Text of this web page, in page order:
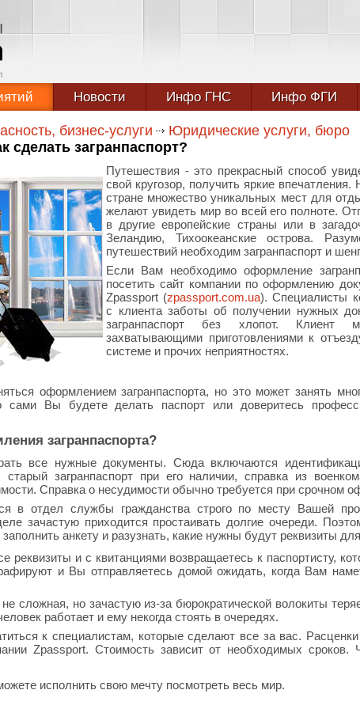
Новости Инфо ГНС Инфо ФГИ
бизнес-услуги
Юридические услуги, бюро
сделать загранпаспорт?
Путешествия - это прекрасный способ
свой кругозор, получить яркие
стране множество уникальных мест для
желают увидеть мир во всей его полноте.
в другие европейские страны или в
Зеландию, Тихоокеанские острова.
путешествий необходим загранпаспорт и
Если Вам необходимо оформление
посетить сайт компании по оформлению
Zpassport (zpassport.com.ua). Специалисты
с клиента заботы об получении нужных
загранпаспорт без хлопот. Клиент
захватывающими приготовлениями к
системе и прочих неприятностях.
оформлением загранпаспорта, но это может занять
сами Вы будете делать паспорт или доверитесь
загранпаспорта?
все нужные документы. Сюда включаются
старый загранпаспорт при его наличии, справка из
Справка о несудимости обычно требуется при срочном
в отдел службы гражданства строго по месту Вашей
зачастую приходится простаивать долгие очереди.
анкету и разузнать, какие нужны будут реквизиты
реквизиты и с квитанциями возвращаетесь к паспортисту,
и Вы отправляетесь домой ожидать, когда Вам
сложная, но зачастую из-за бюрократической волокиты
работает и ему некогда стоять в очередях.
к специалистам, которые сделают все за вас.
Zpassport. Стоимость зависит от необходимых
исполнить свою мечту посмотреть весь мир.